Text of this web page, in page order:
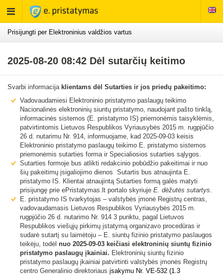
Rodyti
meniu
Prisijungti per Elektroninius valdžios vartus
2025-08-20 08:42 Dėl sutarčių keitimo
Svarbi informacija klientams dėl Sutarties ir jos priedų pakeitimo:
Vadovaudamiesi Elektroninio pristatymo paslaugų teikimo
Nacionalinės elektroninių siuntų pristatymo, naudojant pašto tinklą,
informacinės sistemos (E. pristatymo IS) priemonėmis taisyklėmis,
patvirtintomis Lietuvos Respublikos Vyriausybės 2015 m. rugpjūčio
26 d. nutarimu Nr. 914, informuojame, kad 2025-09-03 keisis
Elektroninio pristatymo paslaugų teikimo E. pristatymo sistemos
priemonėmis sutarties forma ir Specialiosios sutarties sąlygos.
Sutarties formoje bus atlikti redakcinio pobūdžio pakeitimai ir nuo
šių pakeitimų įsigaliojimo dienos Sutartis bus atnaujinta E.
pristatymo IS. Klientai atnaujintą Sutarties formą galės matyti
prisijungę prie ePristatymas.lt portalo skyriuje E. dėžutės sutartys.
E. pristatymo IS tvarkytojas – valstybės įmonė Registrų centras,
vadovaudamasis Lietuvos Respublikos Vyriausybės 2015 m.
rugpjūčio 26 d. nutarimo Nr. 914 3 punktu, pagal Lietuvos
Respublikos viešųjų pirkimų įstatymą organizavo procedūras ir
sudarė sutartį su laimėtoju – E. siuntų fizinio pristatymo paslaugos
teikėju, todėl nuo 2025-09-03 keičiasi elektroninių siuntų fizinio
pristatymo paslaugų įkainiai. Elektroninių siuntų fizinio
pristatymo paslaugų įkainiai patvirtinti valstybės įmonės Registrų
centro Generalinio direktoriaus įsakymu Nr. VE-532 (1.3